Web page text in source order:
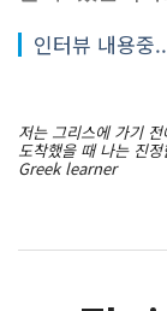
인터뷰 내용중..
저는 그리스에 가기
도착했을 때 나는 진
Greek learner